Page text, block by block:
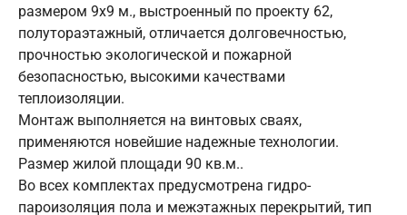
размером 9х9 м., выстроенный по проекту 62,
полутораэтажный, отличается долговечностью,
прочностью экологической и пожарной
безопасностью, высокими качествами
теплоизоляции.
Монтаж выполняется на винтовых сваях,
применяются новейшие надежные технологии.
Размер жилой площади 90 кв.м..
Во всех комплектах предусмотрена гидро-
пароизоляция пола и межэтажных перекрытий, тип